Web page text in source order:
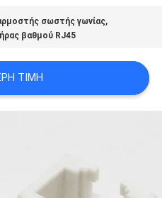
σωστής γωνίας,
βαθμού RJ45
ΤΙΜΉ